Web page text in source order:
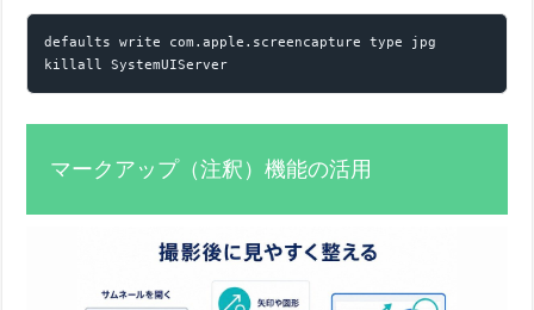
default​s write com.apple.screencapture type jpg
kill​all SystemUIServer
マークアップ（注釈）機能の活用